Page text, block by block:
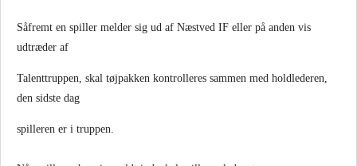
Såfremt en spiller melder sig ud af Næstved IF eller på anden vis
udtræder af
Talenttruppen, skal tøjpakken kontrolleres sammen med holdlederen,
den sidste dag
spilleren er i truppen.